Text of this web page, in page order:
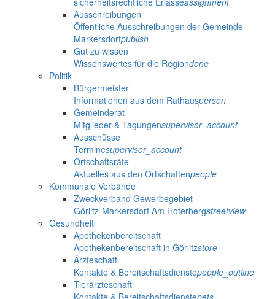
Ausschreibungen
Öffentliche Ausschreibungen der Gemeinde
Markersdorfpublish
Gut zu wissen
Wissenswertes für die Regiondone
Politik
Bürgermeister
Informationen aus dem Rathausperson
Gemeinderat
Mitglieder & Tagungensupervisor_account
Ausschüsse
Terminesupervisor_account
Ortschaftsräte
Aktuelles aus den Ortschaftenpeople
Kommunale Verbände
Zweckverband Gewerbegebiet
Görlitz-Markersdorf Am Hoterbergstreetview
Gesundheit
Apothekenbereitschaft
Apothekenbereitschaft in Görlitzstore
Ärzteschaft
Kontakte & Bereitschaftsdienstepeople_outline
Tierärzteschaft